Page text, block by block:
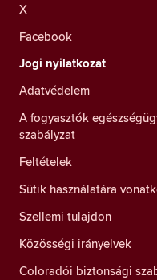
X
Facebook
Jogi nyilatkozat
Adatvédelem
A fogyasztók
szabályzat
Feltételek
Sütik használatára
Szellemi tulajdon
Közösségi irányelvek
Coloradói biztonsági